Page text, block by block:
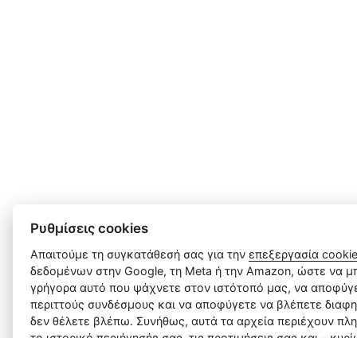
Ρυθμίσεις cookies
Απαιτούμε τη συγκατάθεσή σας για τηνεπεξεργασία
δεδομένων στην Google, τη Meta ή την Amazon, ώστε να
γρήγορα αυτό που ψάχνετε στον ιστότοπό μας, να
περιττούς συνδέσμους και να αποφύγετε να βλέπετε
δεν θέλετε βλέπω. Συνήθως, αυτά τα αρχεία περιέχουν